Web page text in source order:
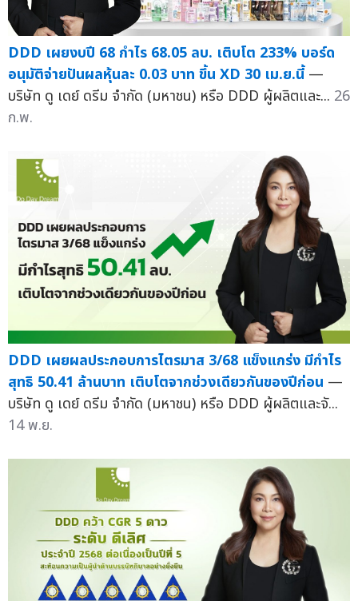
DDD เผยงบปี 68 กำไร 68.05 ลบ. เติบโต 233% บอร์ด
อนุมัติจ่ายปันผลหุ้นละ 0.03 บาท ขึ้น XD 30 เม.ย.นี้ —
บริษัท ดู เดย์ ดรีม จำกัด (มหาชน) หรือ DDD ผู้ผลิตและ... 26
ก.พ.
DDD เผยผลประกอบการไตรมาส 3/68 แข็งแกร่ง มีกำไร
สุทธิ 50.41 ล้านบาท เติบโตจากช่วงเดียวกันของปีก่อน —
บริษัท ดู เดย์ ดรีม จำกัด (มหาชน) หรือ DDD ผู้ผลิตและจั...
14 พ.ย.